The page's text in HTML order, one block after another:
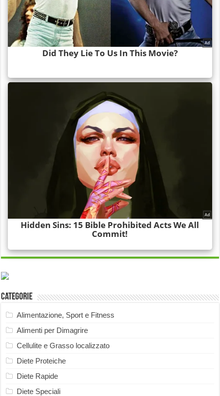
Categorie
Alimentazione, Sport e Fitness
Alimenti per Dimagrire
Cellulite e Grasso localizzato
Diete Proteiche
Diete Rapide
Diete Speciali